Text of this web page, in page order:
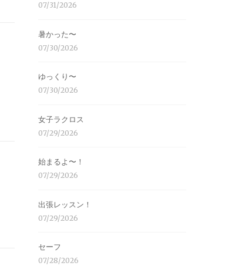
07/31/2026
暑かった〜
07/30/2026
ゆっくり〜
07/30/2026
女子ラクロス
07/29/2026
始まるよ〜！
07/29/2026
出張レッスン！
07/29/2026
セーフ
07/28/2026